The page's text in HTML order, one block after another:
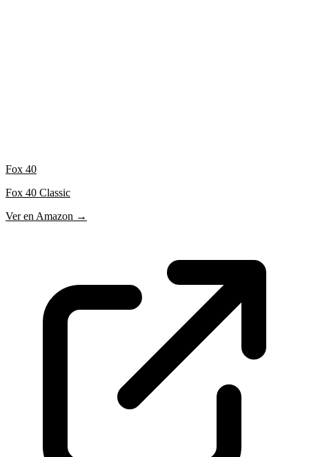
Fox 40
Fox 40 Classic
Ver en Amazon →